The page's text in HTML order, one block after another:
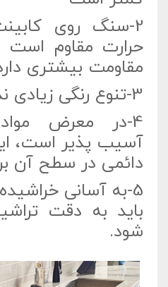
2-سنگ روی
حرارت مقاوم
مقاومت بیشتری
3-تنوع رنگی زیادی ندارد
4-در معرض
آسیب پذیر است،
دائمی در سطح آن
5-به آسانی
باید به دقت
شود.